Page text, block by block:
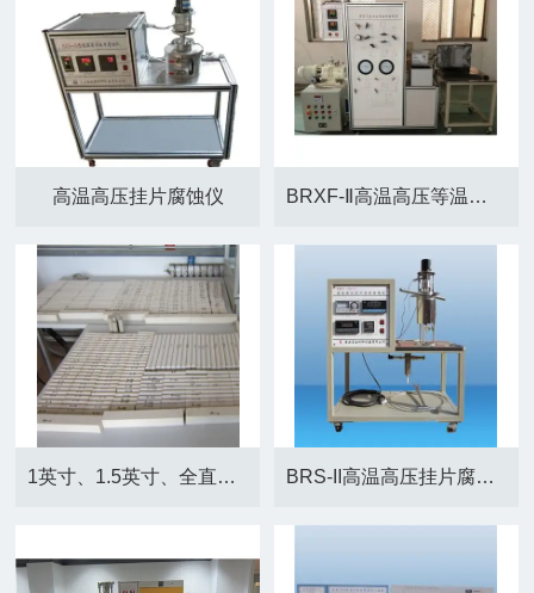
高温高压挂片腐蚀仪 BRXF-Ⅱ高温高压等温吸附仪
1英寸、1.5英寸、全直径、非均质人造岩心 BRS-II高温高压挂片腐蚀仪